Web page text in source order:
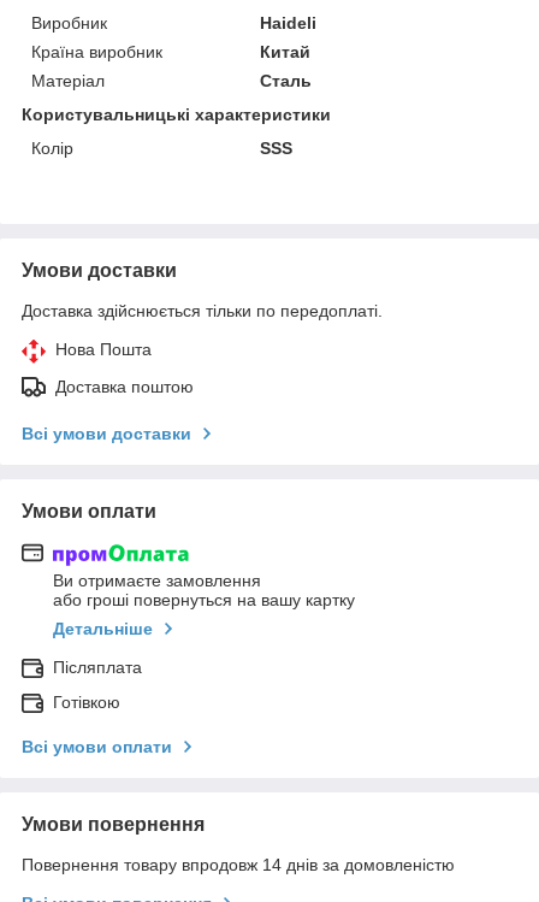
Виробник
Haideli
Країна виробник
Китай
Матеріал
Сталь
Користувальницькі характеристики
Колір
SSS
Умови доставки
Доставка здійснюється тільки по передоплаті.
Нова Пошта
Доставка поштою
Всі умови доставки
Умови оплати
Ви отримаєте замовлення
або гроші повернуться на вашу картку
Детальніше
Післяплата
Готівкою
Всі умови оплати
Умови повернення
Повернення товару впродовж 14 днів за домовленістю